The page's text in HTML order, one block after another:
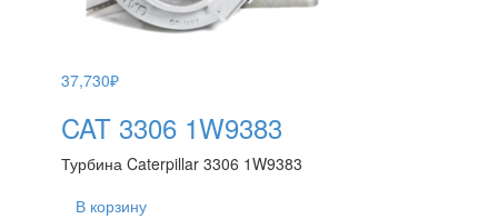
37,730₽
CAT 3306 1W9383
Турбина Caterpillar 3306 1W9383
В корзину